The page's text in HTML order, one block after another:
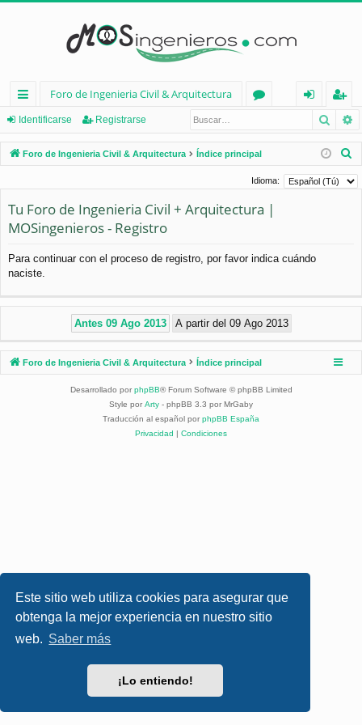
Este sitio web utiliza cookies para asegurar que
obtenga la mejor experiencia en nuestro sitio
web. Saber más
¡Lo entiendo!
nl
ac
es
pi
os
Foro de Ingenieria Civil & Arquitectura
os
nt
ifi
eg
ist
ra
Identificarse Registrarse
Foro de Ingenieria Civil & Arquitectura Índice principal
s
Idioma:
Tu Foro de Ingenieria Civil + Arquitectura |
MOSingenieros - Registro
Para continuar con el proceso de registro, por favor indica cuándo
naciste.
Foro de Ingenieria Civil & Arquitectura Índice principal
Desarrollado por phpBB® Forum Software © phpBB Limited
Style por Arty - phpBB 3.3 por MrGaby
Traducción al español por phpBB España
Privacidad | Condiciones